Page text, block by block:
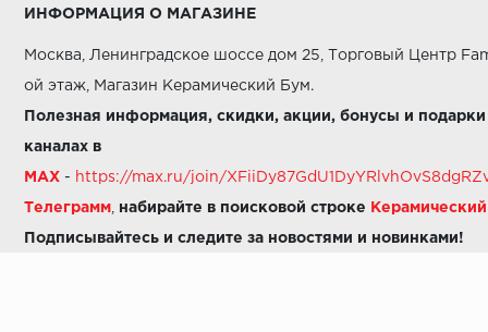
ИНФОРМАЦИЯ О МАГАЗИНЕ
Москва, Ленинградское шоссе дом 25, Торговый Центр
ой этаж, Магазин Керамический Бум.
Полезная информация, скидки, акции, бонусы и
каналах в
MAX - https://max.ru/join/
Телеграмм набирайте в поисковой строке Керамический
Подписывайтесь и следите за новостями и новинками!